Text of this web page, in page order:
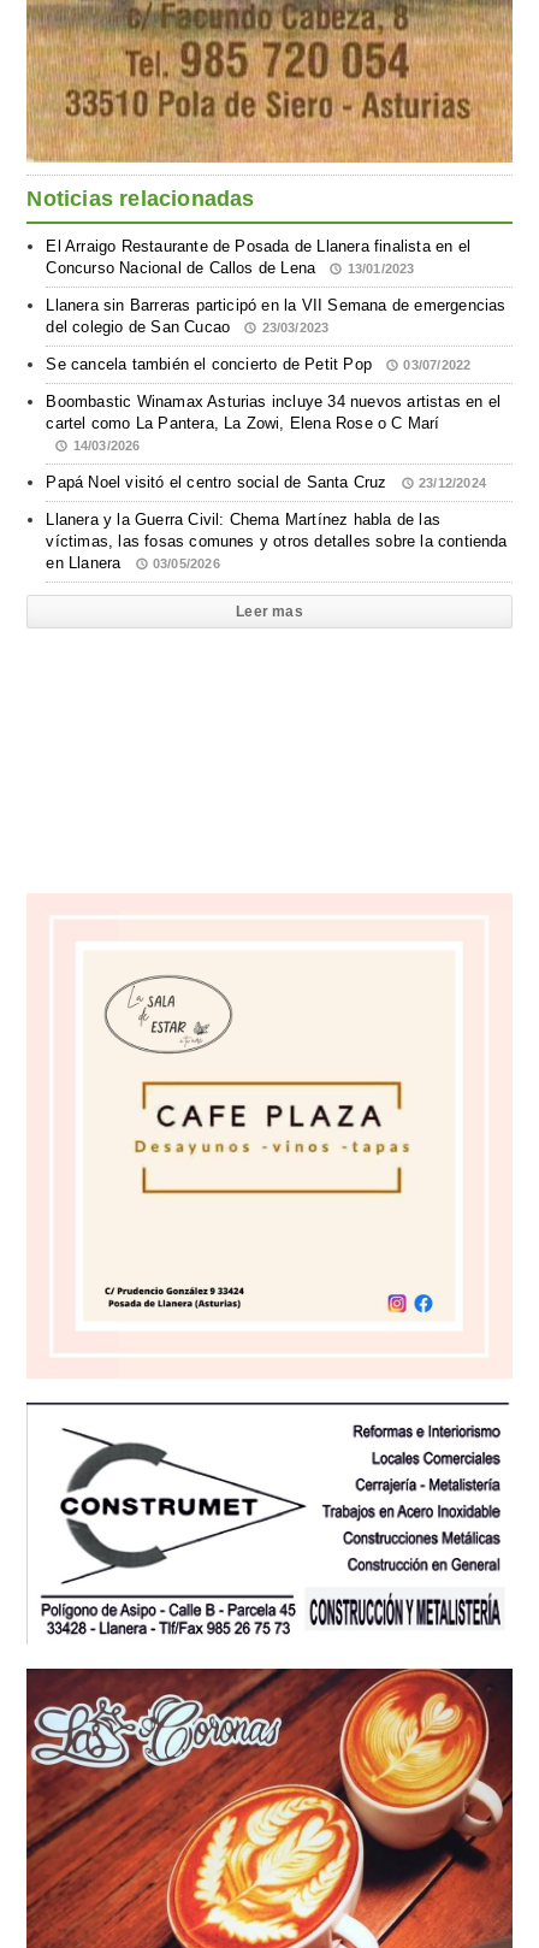
Noticias relacionadas
El Arraigo Restaurante de Posada de Llanera finalista en el
Concurso Nacional de Callos de Lena
13/01/2023
Llanera sin Barreras participó en la VII Semana de emergencias
del colegio de San Cucao
23/03/2023
Se cancela también el concierto de Petit Pop 03/07/2022
Boombastic Winamax Asturias incluye 34 nuevos artistas en el
cartel como La Pantera, La Zowi, Elena Rose o C Marí
14/03/2026
Papá Noel visitó el centro social de Santa Cruz 23/12/2024
Llanera y la Guerra Civil: Chema Martínez habla de las
víctimas, las fosas comunes y otros detalles sobre la contienda
en Llanera
03/05/2026
Leer mas